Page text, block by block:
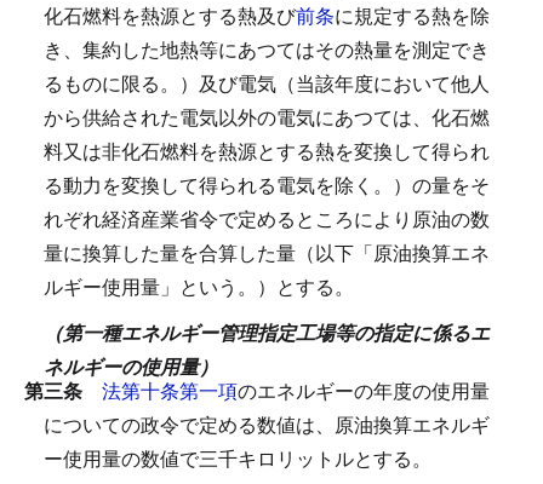
化石燃料を熱源とする熱及び前条に規定する熱を除
き、集約した地熱等にあつてはその熱量を測定でき
るものに限る。）及び電気（当該年度において他人
から供給された電気以外の電気にあつては、化石燃
料又は非化石燃料を熱源とする熱を変換して得られ
る動力を変換して得られる電気を除く。）の量をそ
れぞれ経済産業省令で定めるところにより原油の数
量に換算した量を合算した量（以下「原油換算エネ
ルギー使用量」という。）とする。
（第一種エネルギー管理指定工場等の指定に係るエ
ネルギーの使用量）
第三条 法第十条第一項のエネルギーの年度の使用量
についての政令で定める数値は、原油換算エネルギ
ー使用量の数値で三千キロリットルとする。